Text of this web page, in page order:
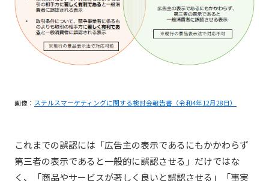
画像： ステルスマーケティングに関する検討会報告書（令和4年12月28日）
これまでの誤認には「広告主の表示であるにもかかわらず
第三者の表示であると一般的に誤認させる」だけではな
く、「商品やサービスが著しく良いと誤認させる」「事実